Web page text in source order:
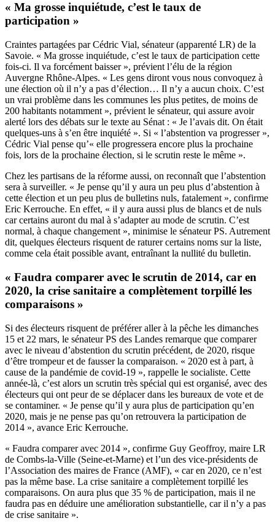
« Ma grosse inquiétude, c’est le taux de
participation »
Craintes partagées par Cédric Vial, sénateur (apparenté LR) de la
Savoie. « Ma grosse inquiétude, c’est le taux de participation cette
fois-ci. Il va forcément baisser », prévient l’élu de la région
Auvergne Rhône-Alpes. « Les gens diront vous nous convoquez à
une élection où il n’y a pas d’élection… Il n’y a aucun choix. C’est
un vrai problème dans les communes les plus petites, de moins de
200 habitants notamment », prévient le sénateur, qui assure avoir
alerté lors des débats sur le texte au Sénat : « Je l’avais dit. On était
quelques-uns à s’en être inquiété ». Si « l’abstention va progresser »,
Cédric Vial pense qu’« elle progressera encore plus la prochaine
fois, lors de la prochaine élection, si le scrutin reste le même ».
Chez les partisans de la réforme aussi, on reconnaît que l’abstention
sera à surveiller. « Je pense qu’il y aura un peu plus d’abstention à
cette élection et un peu plus de bulletins nuls, fatalement », confirme
Eric Kerrouche. En effet, « il y aura aussi plus de blancs et de nuls
car certains auront du mal à s’adapter au mode de scrutin. C’est
normal, à chaque changement », minimise le sénateur PS. Autrement
dit, quelques électeurs risquent de raturer certains noms sur la liste,
comme cela était possible avant, entraînant la nullité du bulletin.
« Faudra comparer avec le scrutin de 2014, car en
2020, la crise sanitaire a complètement torpillé les
comparaisons »
Si des électeurs risquent de préférer aller à la pêche les dimanches
15 et 22 mars, le sénateur PS des Landes remarque que comparer
avec le niveau d’abstention du scrutin précédent, de 2020, risque
d’être trompeur et de fausser la comparaison. « 2020 est à part, à
cause de la pandémie de covid-19 », rappelle le socialiste. Cette
année-là, c’est alors un scrutin très spécial qui est organisé, avec des
électeurs qui ont peur de se déplacer dans les bureaux de vote et de
se contaminer. « Je pense qu’il y aura plus de participation qu’en
2020, mais je ne pense pas qu’on retrouvera la participation de
2014 », avance Eric Kerrouche.
« Faudra comparer avec 2014 », confirme Guy Geoffroy, maire LR
de Combs-la-Ville (Seine-et-Marne) et l’un des vice-présidents de
l’Association des maires de France (AMF), « car en 2020, ce n’est
pas la même base. La crise sanitaire a complètement torpillé les
comparaisons. On aura plus que 35 % de participation, mais il ne
faudra pas en déduire une amélioration substantielle, car il n’y a pas
de crise sanitaire ».